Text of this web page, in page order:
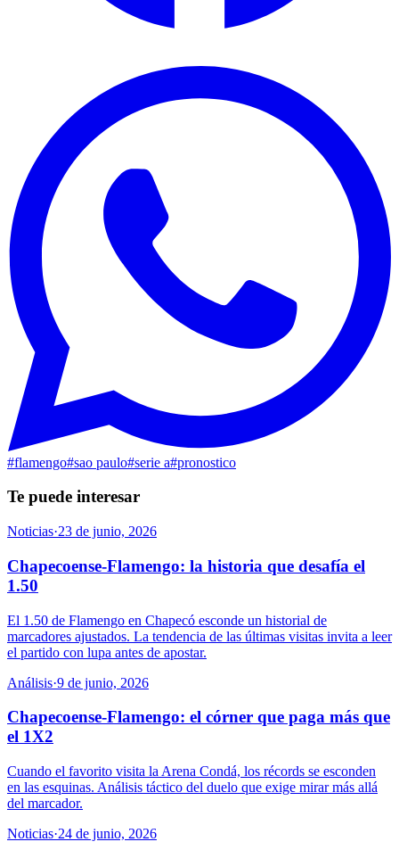
#flamengo#sao paulo#serie a#pronostico
Te puede interesar
Noticias·23 de junio, 2026
Chapecoense-Flamengo: la historia que desafía el
1.50
El 1.50 de Flamengo en Chapecó esconde un historial de
marcadores ajustados. La tendencia de las últimas visitas invita a leer
el partido con lupa antes de apostar.
Análisis·9 de junio, 2026
Chapecoense-Flamengo: el córner que paga más que
el 1X2
Cuando el favorito visita la Arena Condá, los récords se esconden
en las esquinas. Análisis táctico del duelo que exige mirar más allá
del marcador.
Noticias·24 de junio, 2026